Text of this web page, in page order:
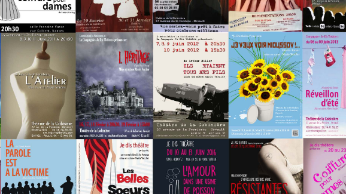
et Improvisation : Pour favoriser la prise de parole en public
Travail sur la Voix et le Corps : Améliorez votre expression
Déplacement dans l'Espace : Apprenez à maîtriser
: Explorez des textes classiques et contemporains
Pour Qui ?
adultes, quels que soient votre niveau et votre expérience.
espace pour vous exprimer et grandir.
Rejoignez-Nous :
et découvrez une nouvelle facette de vous-même. Pour plus
aujourd'hui !